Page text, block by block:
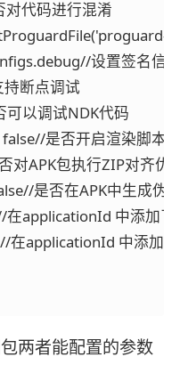
对代码进行混淆
设置签名信
持断点调试
否可以调试NDK代码
false//是否开启渲染脚
是否对APK包执行ZIP对齐
是否在APK中生成
在applicationId 中添
在applicationId 中添
两者能配置的参数